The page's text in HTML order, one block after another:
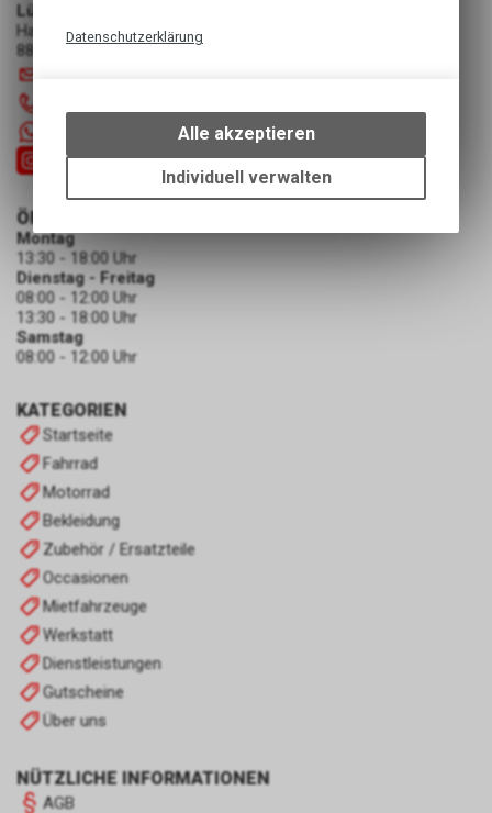
Lüscher Motor- & Bike World
Hauptstrasse 29a
8867 Niederurnen
KATEGORIEN
Startseite
Fahrrad
Motorrad
Bekleidung
Zubehör / Ersatzteile
Occasionen
Mietfahrzeuge
Werkstatt
Dienstleistungen
Gutscheine
Über uns
NÜTZLICHE INFORMATIONEN
AGB
ÖFFNUNGSZEITEN
Montag
13:30 - 18:00 Uhr
Dienstag - Freitag
08:00 - 12:00 Uhr
13:30 - 18:00 Uhr
Samstag
08:00 - 12:00 Uhr
Datenschutzerklärung
bestimmte Interaktionen und
Einstellungen auf Ihrem Gerät,
um die grundlegenden
Funktionen unseres Online-
Alle akzeptieren
Individuell verwalten